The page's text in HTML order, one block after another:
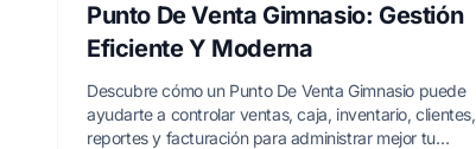
Punto De Venta Gimnasio: Gestión
Eficiente Y Moderna
Descubre cómo un Punto De Venta Gimnasio puede
ayudarte a controlar ventas, caja, inventario, clientes,
reportes y facturación para administrar mejor tu